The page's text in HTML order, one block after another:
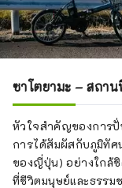
ซาโตยามะ – สถา
หัวใจสำคัญของการ
การได้สัมผัสกับภูมิทัศ
ของญี่ปุ่น) อย่างใกล้ชิ
ที่ชีวิตมนุษย์และธรร